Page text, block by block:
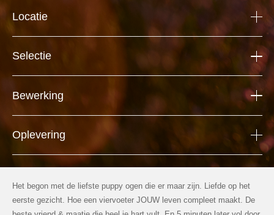
Locatie
Selectie
Bewerking
Oplevering
Het begon met de liefste puppy ogen die er maar zijn. Liefde op het
eerste gezicht. Hoe een viervoeter JOUW leven compleet maakt. De